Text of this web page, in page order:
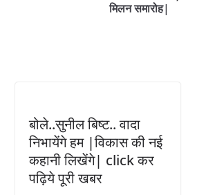
मिलन समारोह|
बोले..सुनील बिष्ट.. वादा
निभायेंगे हम |विकास की नई
कहानी लिखेंगे| click कर
पढ़िये पूरी खबर